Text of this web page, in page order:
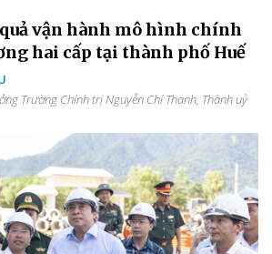
vận hành mô hình chính
hai cấp tại thành phố Huế
Trường Chính trị Nguyễn Chí Thanh, Thành uỷ